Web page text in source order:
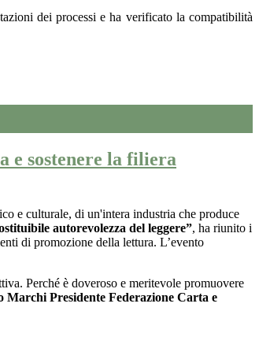
dei processi e ha verificato la compatibilità
e sostenere la filiera
e culturale, di un'intera industria che produce
autorevolezza del leggere”, ha riunito i
di promozione della lettura. L’evento
Perché è doveroso e meritevole promuovere
Marchi Presidente Federazione Carta e